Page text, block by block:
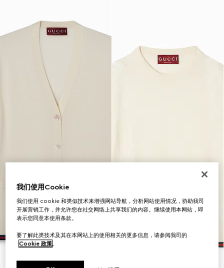
我们使用Cookie
我们使用 cookie 和类似技术来增强网站导航，分析网站使用情况，协助我司
开展营销工作，并允许您在社交网络上共享我们的内容。继续使用本网站，即
表示您同意本使用条款。
要了解此类技术及其在本网站上的使用相关的更多信息，请参阅我司的
Cookie 政策。